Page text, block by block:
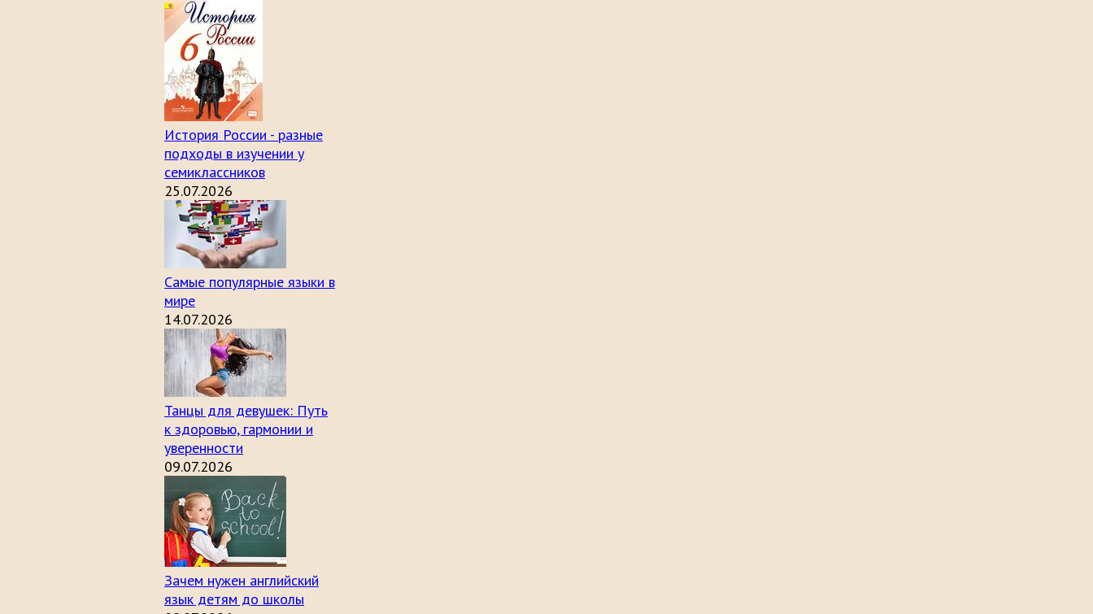
История России - разные
подходы в изучении у
семиклассников
25.07.2026
Самые популярные языки в
мире
14.07.2026
Танцы для девушек: Путь
к здоровью, гармонии и
уверенности
09.07.2026
Зачем нужен английский
язык детям до школы